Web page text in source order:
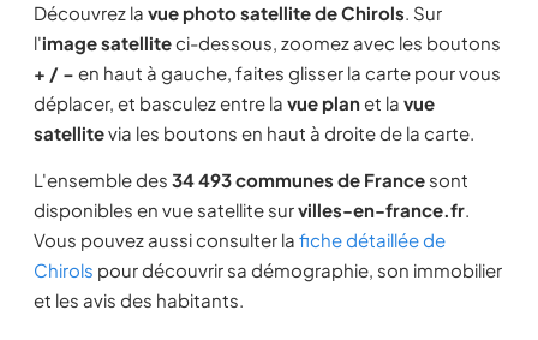
Découvrez la vue photo satellite de Chirols. Sur
l'image satelliteci-dessous, zoomez avec les boutons
+ / − en haut à gauche, faites glisser la carte pour vous
déplacer, et basculez entre la vue planet la vue
satellitevia les boutons en haut à droite de la carte.
L'ensemble des 34 493 communes de France sont
disponibles en vue satellite survilles-en-france.fr.
Vous pouvez aussi consulter la fiche détaillée de
Chirols pour découvrir sa démographie, son immobilier
et les avis des habitants.